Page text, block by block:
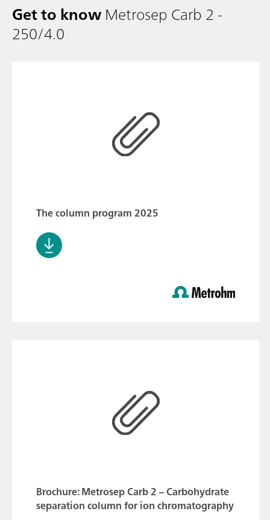
Get to knowMetrosep Carb 2 -
250/4.0
The column program 2025
Brochure: Metrosep Carb 2 – Carbohydrate
separation column for ion chromatography